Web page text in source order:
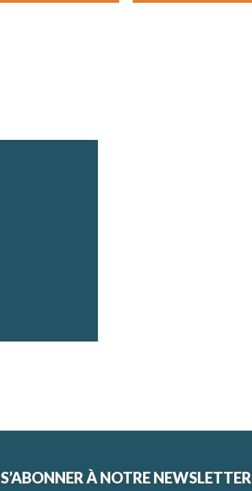
S’ABONNER À NOTRE NEWSLETTER